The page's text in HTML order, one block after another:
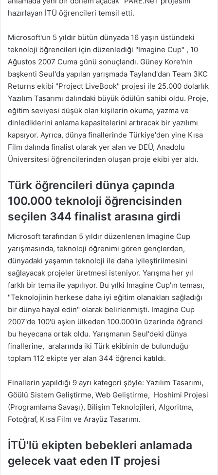
hazırlayan İTÜ öğrencileri temsil etti.
Microsoft'un 5 yıldır bütün dünyada 16 yaşın üstündeki
teknoloji öğrencileri için düzenlediği "Imagine Cup" , 10
Ağustos 2007 Cuma günü sonuçlandı. Güney Kore'nin
başkenti Seul'da yapılan yarışmada Tayland'dan Team 3KC
Returns ekibi "Project LiveBook" projesi ile 25.000 dolarlık
Yazılım Tasarımı dalındaki büyük ödülün sahibi oldu. Proje,
eğitim seviyesi düşük olan kişilerin okuma, yazma ve
dinlediklerini anlama kapasitelerini artıracak bir yazılımı
kapsıyor. Ayrıca, dünya finallerinde Türkiye'den yine Kısa
Film dalında finalist olarak yer alan ve DEÜ, Anadolu
Üniversitesi öğrencilerinden oluşan proje ekibi yer aldı.
Türk öğrencileri dünya çapında
100.000 teknoloji öğrencisinden
seçilen 344 finalist arasına girdi
Microsoft tarafından 5 yıldır düzenlenen Imagine Cup
yarışmasında, teknoloji öğrenimi gören gençlerden,
dünyadaki yaşamın teknoloji ile daha iyileştirilmesini
sağlayacak projeler üretmesi isteniyor. Yarışma her yıl
farklı bir tema ile yapılıyor. Bu yılki Imagine Cup'ın teması,
"Teknolojinin herkese daha iyi eğitim olanakları sağladığı
bir dünya hayal edin" olarak belirlenmişti. Imagine Cup
2007'de 100'ü aşkın ülkeden 100.000'in üzerinde öğrenci
bu heyecana ortak oldu. Yarışmanın Seul'deki dünya
finallerine, aralarında iki Türk ekibinin de bulunduğu
toplam 112 ekipte yer alan 344 öğrenci katıldı.
Finallerin yapıldığı 9 ayrı kategori şöyle: Yazılım Tasarımı,
Göülü Sistem Geliştirme, Web Geliştirme, Hoshimi Projesi
(Programlama Savaşı), Bilişim Teknolojileri, Algoritma,
Fotoğraf, Kısa Film ve Arayüz Tasarımı.
İTÜ'lü ekipten bebekleri anlamada
gelecek vaat eden IT projesi